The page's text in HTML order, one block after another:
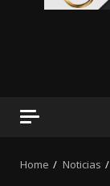
Home Noticias